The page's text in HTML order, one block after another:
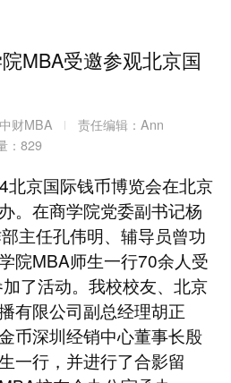
MBA受邀参观北京国
财MBA
责任编辑：Ann
：829
北京国际钱币博览会在北京
。在商学院党委副书记杨
主任孔伟明、辅导员曾功
院MBA师生一行70余人受
了活动。我校校友、北京
有限公司副总经理胡正
币深圳经销中心董事长殷
一行，并进行了合影留